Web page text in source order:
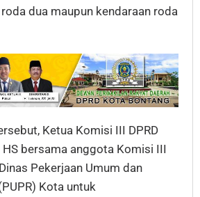
dua maupun kendaraan roda
Ketua Komisi III DPRD
HS bersama anggota Komisi III
Pekerjaan Umum dan
Kota untuk